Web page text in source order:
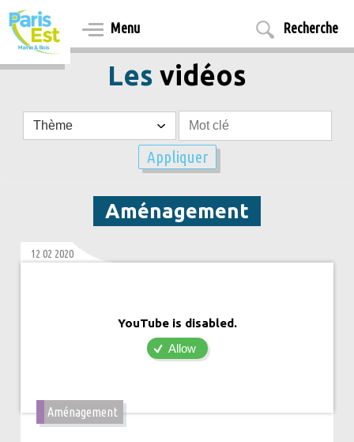
Aller
au
contenu
principal
Menu Recherche
Les vidéos
Aménagement
12 02 2020
YouTube is disabled.
Allow
Aménagement